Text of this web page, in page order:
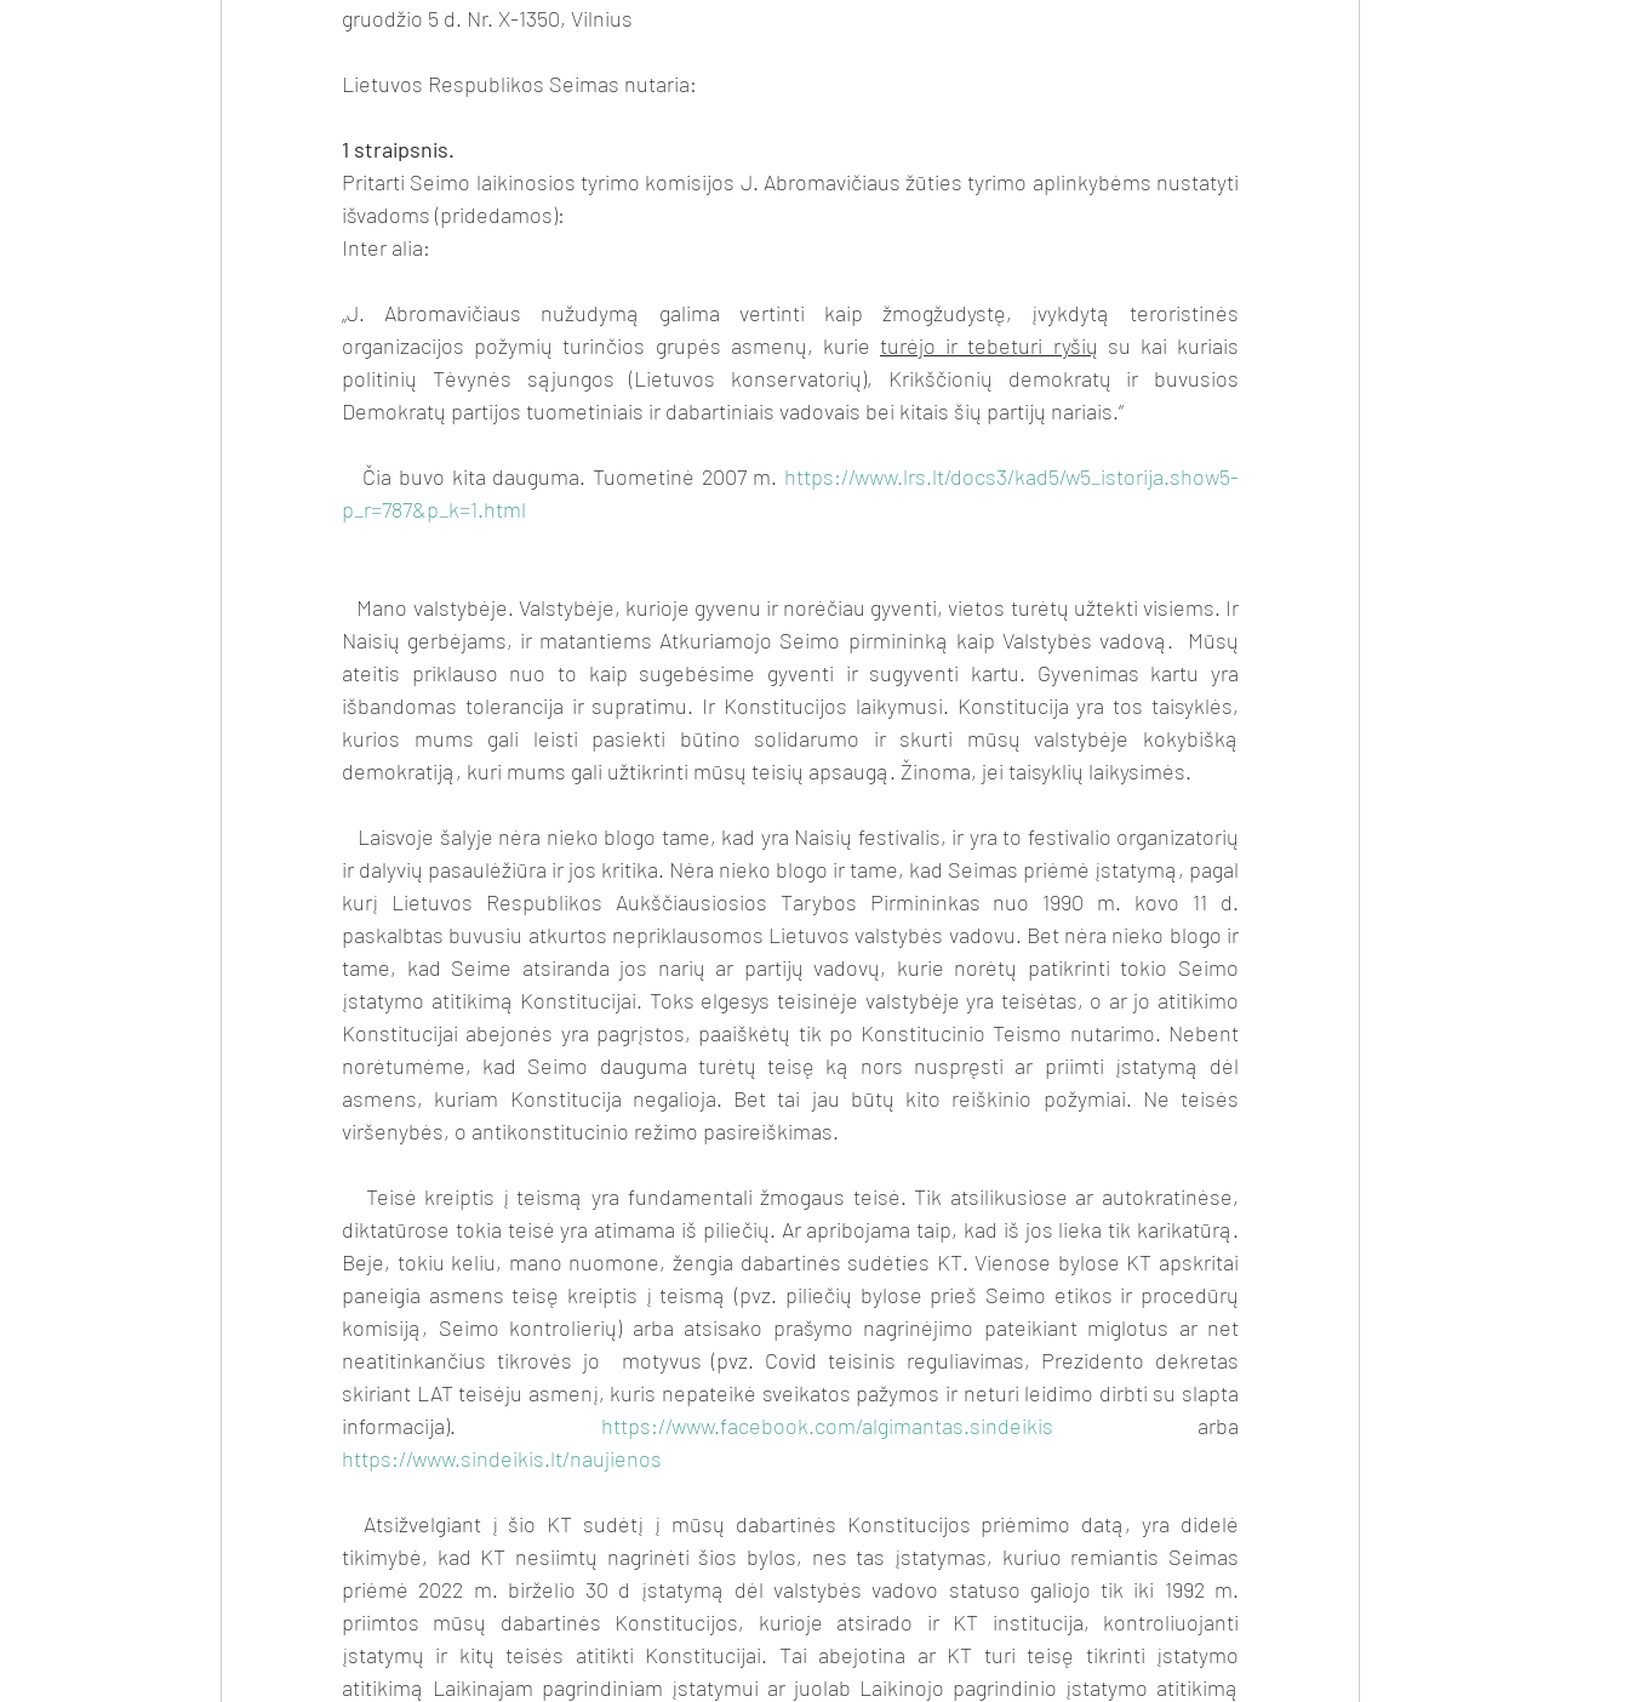
gruodžio 5 d. Nr. X-1350, Vilnius
Lietuvos Respublikos Seimas nutaria:
1 straipsnis.
Pritarti Seimo laikinosios tyrimo komisijos J. Abromavičiaus žūties tyrimo aplinkybėms nustatyti
išvadoms (pridedamos):
Inter alia:
„J. Abromavičiaus nužudymą galima vertinti kaip žmogžudystę, įvykdytą teroristinės
organizacijos požymių turinčios grupės asmenų, kurie turėjo ir tebeturi ryšių su kai kuriais
politinių Tėvynės sąjungos (Lietuvos konservatorių), Krikščionių demokratų ir buvusios
Demokratų partijos tuometiniais ir dabartiniais vadovais bei kitais šių partijų nariais.“
   Čia buvo kita dauguma. Tuometinė 2007 m.
https://www.lrs.lt/docs3/kad5/w5_istorija.show5-
p_r=787&p_k=1.html
Naisių gerbėjams, ir matantiems Atkuriamojo Seimo pirmininką kaip Valstybės vadovą.  Mūsų
ateitis priklauso nuo to kaip sugebėsime gyventi ir sugyventi kartu. Gyvenimas kartu yra
išbandomas tolerancija ir supratimu. Ir Konstitucijos laikymusi. Konstitucija yra tos taisyklės,
kurios mums gali leisti pasiekti būtino solidarumo ir skurti mūsų valstybėje kokybišką
demokratiją, kuri mums gali užtikrinti mūsų teisių apsaugą. Žinoma, jei taisyklių laikysimės.
ir dalyvių pasaulėžiūra ir jos kritika. Nėra nieko blogo ir tame, kad Seimas priėmė įstatymą, pagal
kurį Lietuvos Respublikos Aukščiausiosios Tarybos Pirmininkas nuo 1990 m. kovo 11 d.
paskalbtas buvusiu atkurtos nepriklausomos Lietuvos valstybės vadovu. Bet nėra nieko blogo ir
tame, kad Seime atsiranda jos narių ar partijų vadovų, kurie norėtų patikrinti tokio Seimo
įstatymo atitikimą Konstitucijai. Toks elgesys teisinėje valstybėje yra teisėtas, o ar jo atitikimo
Konstitucijai abejonės yra pagrįstos, paaiškėtų tik po Konstitucinio Teismo nutarimo. Nebent
norėtumėme, kad Seimo dauguma turėtų teisę ką nors nuspręsti ar priimti įstatymą dėl
asmens, kuriam Konstitucija negalioja. Bet tai jau būtų kito reiškinio požymiai. Ne teisės
viršenybės, o antikonstitucinio režimo pasireiškimas.
diktatūrose tokia teisė yra atimama iš piliečių. Ar apribojama taip, kad iš jos lieka tik karikatūrą.
Beje, tokiu keliu, mano nuomone, žengia dabartinės sudėties KT. Vienose bylose KT apskritai
paneigia asmens teisę kreiptis į teismą (pvz. piliečių bylose prieš Seimo etikos ir procedūrų
komisiją, Seimo kontrolierių) arba atsisako prašymo nagrinėjimo pateikiant miglotus ar net
neatitinkančius tikrovės jo  motyvus (pvz. Covid teisinis reguliavimas, Prezidento dekretas
skiriant LAT teisėju asmenį, kuris nepateikė sveikatos pažymos ir neturi leidimo dirbti su slapta
informacija). https://www.facebook.com/algimantas.sindeikis
https://www.sindeikis.lt/naujienos
tikimybė, kad KT nesiimtų nagrinėti šios bylos, nes tas įstatymas, kuriuo remiantis Seimas
priėmė 2022 m. birželio 30 d įstatymą dėl valstybės vadovo statuso galiojo tik iki 1992 m.
priimtos mūsų dabartinės Konstitucijos, kurioje atsirado ir KT institucija, kontroliuojanti
įstatymų ir kitų teisės atitikti Konstitucijai. Tai abejotina ar KT turi teisę tikrinti įstatymo
atitikimą Laikinajam pagrindiniam įstatymui ar juolab Laikinojo pagrindinio įstatymo atitikimą